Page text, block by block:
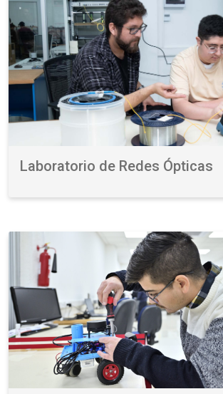
Laboratorio de Redes Ópticas